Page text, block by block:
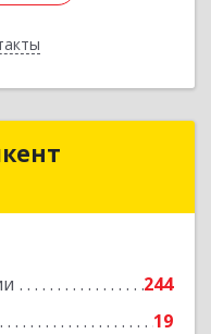
244
19
Бит,Ташкент
Подробнее